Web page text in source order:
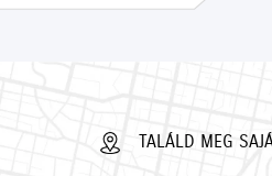
TALÁLD MEG